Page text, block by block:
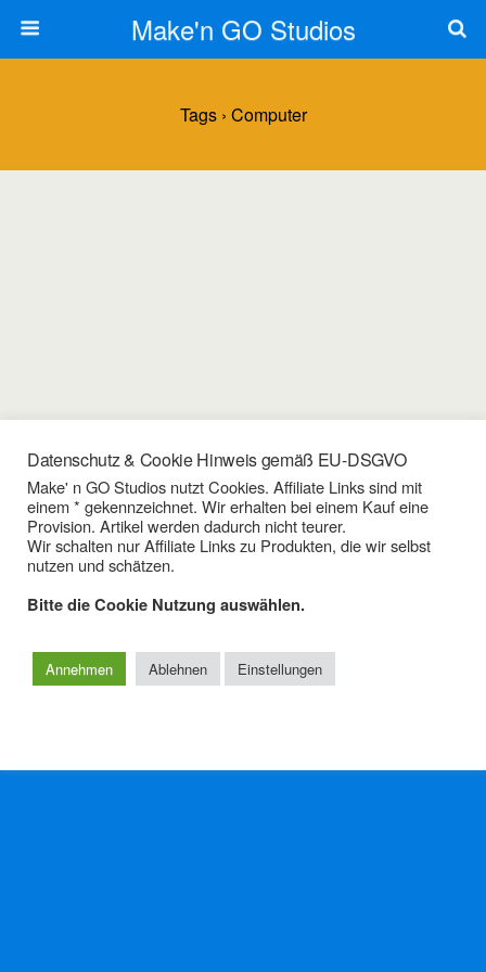
Make'n GO Studios
Tags › Computer
08/03/2022
Video Equipment 5 – Computer
& Monitore
Zum Seitenanfang
Datenschutz & Cookie Hinweis gemäß EU-DSGVO
Make' n GO Studios nutzt Cookies. Affiliate Links sind mit
einem * gekennzeichnet. Wir erhalten bei einem Kauf eine
Provision. Artikel werden dadurch nicht teurer.
Wir schalten nur Affiliate Links zu Produkten, die wir selbst
nutzen und schätzen.
Bitte die Cookie Nutzung auswählen.
Annehmen Ablehnen Einstellungen